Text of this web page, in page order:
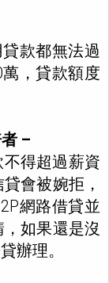
款都無法過
，貸款額度
–
得超過薪資
會被婉拒，
網路借貸並
如果還是沒
辦理。